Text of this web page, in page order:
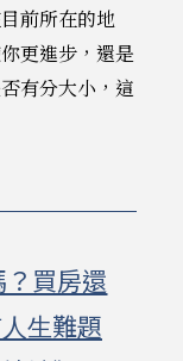
前所在的地
更進步，還是
有分大小，這
買房還
生難題